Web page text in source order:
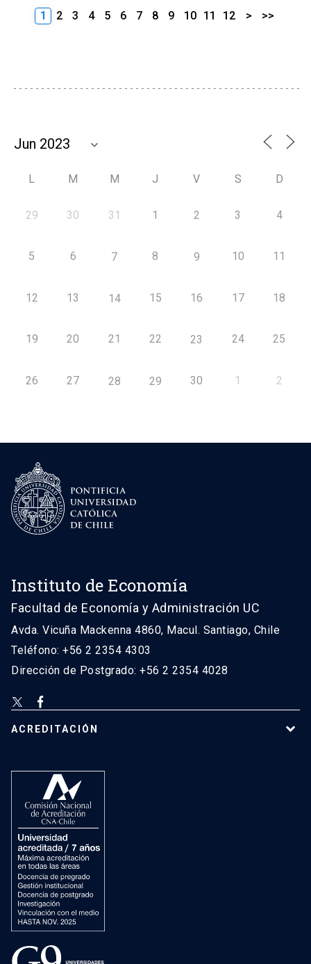
1 2 3 4 5 6 7 8 9 10 11 12 > >>
L M M J V S D
29 30 31 1 2 3 4
5 6 7 8 9 10 11
12 13 14 15 16 17 18
19 20 21 22 23 24 25
26 27 28 29 30 1 2
Instituto de Economía
Facultad de Economía y Administración UC
Avda. Vicuña Mackenna 4860, Macul. Santiago, Chile
Teléfono: +56 2 2354 4303
Dirección de Postgrado: +56 2 2354 4028
ACREDITACIÓN